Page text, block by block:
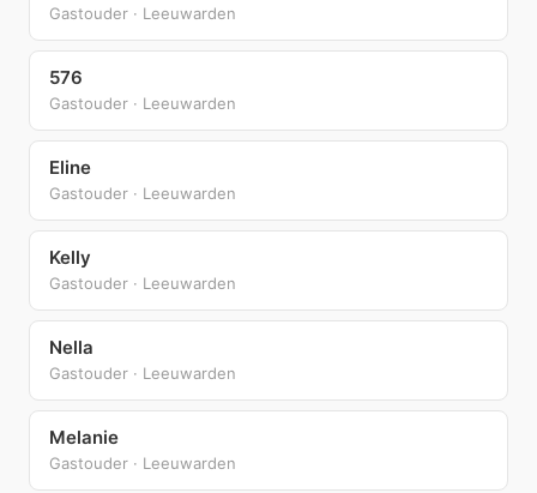
Gastouder · Leeuwarden
576
Gastouder · Leeuwarden
Eline
Gastouder · Leeuwarden
Kelly
Gastouder · Leeuwarden
Nella
Gastouder · Leeuwarden
Melanie
Gastouder · Leeuwarden